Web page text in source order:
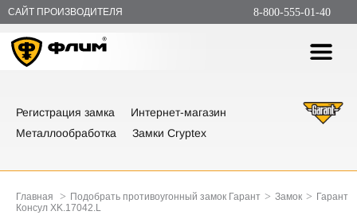
САЙТ ПРОИЗВОДИТЕЛЯ 8-800-555-01-40
Регистрация замка
Интернет-магазин
Металлообработка
Замки Cryptex
Главная > Подобрать противоугонный замок Гарант > Замок > Гарант
Консул XK.17042.L